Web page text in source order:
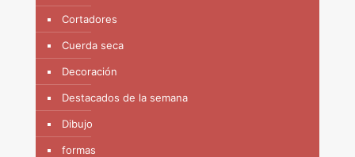
Cortadores
Cuerda seca
Decoración
Destacados de la semana
Dibujo
formas